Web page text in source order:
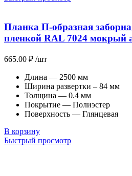
Планка П-образная
пленкой RAL 7024 мокрый
665.00 ₽ /шт
Длина — 2500 мм
Ширина развертки – 84 мм
Толщина — 0.4 мм
Покрытие — Полиэстер
Поверхность — Глянцевая
В корзину
Быстрый просмотр